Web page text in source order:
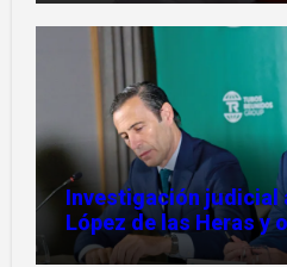
Investigación judicial
López de las Heras y
por irregularidades